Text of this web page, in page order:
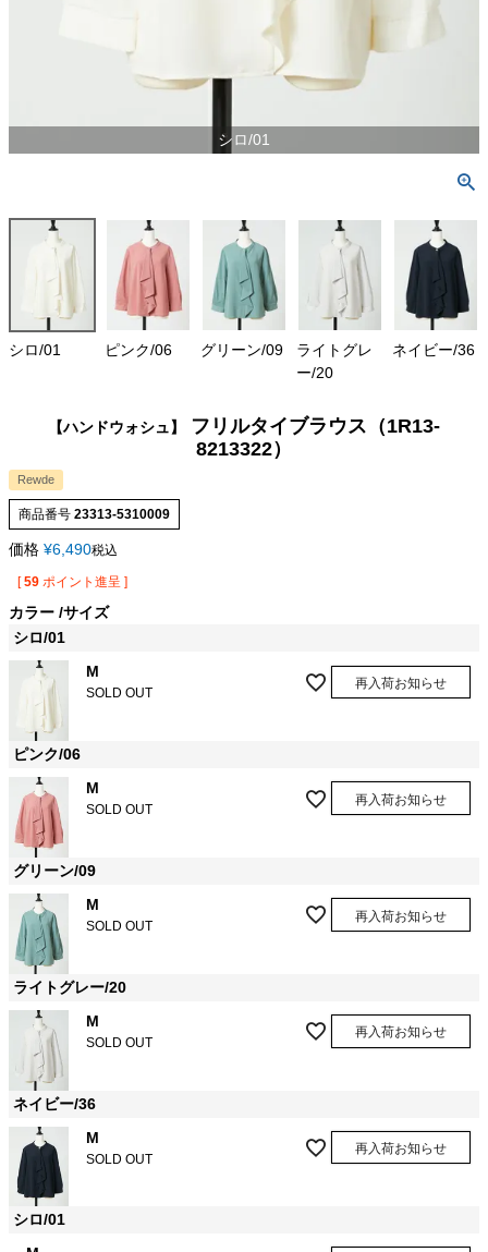
シロ/01
シロ/01 ピンク/06 グリーン/09
ライトグレ
ー/20
ネイビー/36
【ハンドウォシュ】
フリルタイブラウス（1R13-
8213322）
Rewde
商品番号 23313-5310009
価格 ¥6,490税込
[ 59 ポイント進呈 ]
カラー サイズ
シロ/01
M
SOLD OUT
再入荷お知らせ
ピンク/06
M
SOLD OUT
再入荷お知らせ
グリーン/09
M
SOLD OUT
再入荷お知らせ
ライトグレー/20
M
SOLD OUT
再入荷お知らせ
ネイビー/36
M
SOLD OUT
再入荷お知らせ
シロ/01